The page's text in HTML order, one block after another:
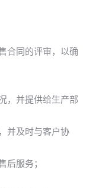
合同的评审，以确
，并提供给生产部
并及时与客户协
后服务；